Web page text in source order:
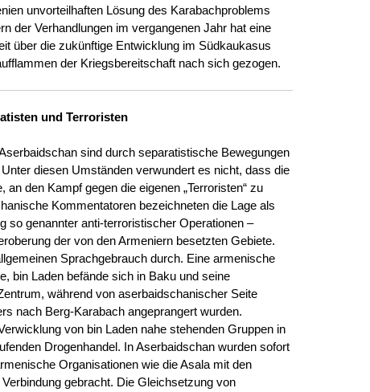
unvorteilhaften Lösung des Karabachproblems
der Verhandlungen im vergangenen Jahr hat eine
über die zukünftige Entwicklung im Südkaukasus
der Kriegsbereitschaft nach sich gezogen.
und Terroristen
sind durch separatistische Bewegungen
diesen Umständen verwundert es nicht, dass die
an den Kampf gegen die eigenen „Terroristen“ zu
Kommentatoren bezeichneten die Lage als
so genannter anti-terroristischer Operationen –
der von den Armeniern besetzten Gebiete.
Sprachgebrauch durch. Eine armenische
bin Laden befände sich in Baku und seine
während von aserbaidschanischer Seite
nach Berg-Karabach angeprangert wurden.
von bin Laden nahe stehenden Gruppen in
Drogenhandel. In Aserbaidschan wurden sofort
Organisationen wie die Asala mit den
gebracht. Die Gleichsetzung von